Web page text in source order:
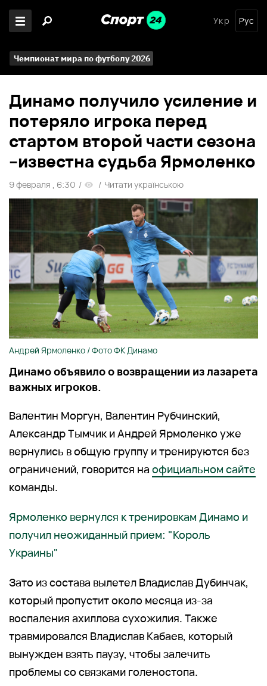
Укр Рус
Чемпионат мира по футболу 2026
Динамо получило усиление и
потеряло игрока перед
стартом второй части сезона
–известна судьба Ярмоленко
9 февраля , 6:30 / / Читати українською
Андрей Ярмоленко / Фото ФК Динамо
Динамо объявило о возвращении из лазарета
важных игроков.
Валентин Моргун, Валентин Рубчинский,
Александр Тымчик и Андрей Ярмоленко уже
вернулись в общую группу и тренируются без
ограничений, говорится на официальном сайте
команды.
Ярмоленко вернулся к тренировкам Динамо и
получил неожиданный прием: "Король
Украины"
Зато из состава вылетел Владислав Дубинчак,
который пропустит около месяца из-за
воспаления ахиллова сухожилия. Также
травмировался Владислав Кабаев, который
вынужден взять паузу, чтобы залечить
проблемы со связками голеностопа.